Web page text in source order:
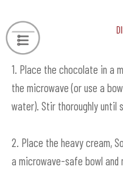
1. Place the chocolate in a
the microwave (or use a
water). Stir thoroughly until
2. Place the heavy cream,
a microwave-safe bowl and